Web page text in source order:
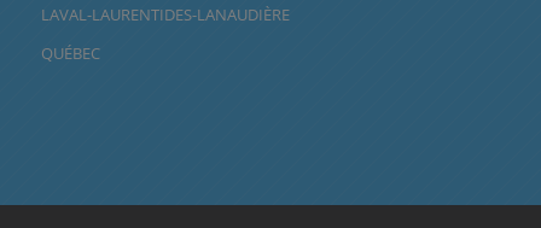
LAVAL-LAURENTIDES-LANAUDIÈRE
QUÉBEC